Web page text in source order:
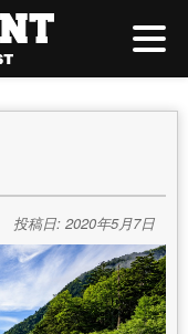
投稿日: 2020年5月7日